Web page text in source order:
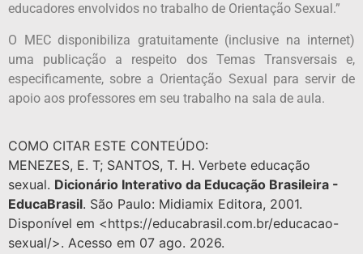
educadores envolvidos no trabalho de Orientação Sexual.”
O MEC disponibiliza gratuitamente (inclusive na internet)
uma publicação a respeito dos Temas Transversais e,
especificamente, sobre a Orientação Sexual para servir de
apoio aos professores em seu trabalho na sala de aula.
COMO CITAR ESTE CONTEÚDO:
MENEZES, E. T; SANTOS, T. H. Verbete educação
sexual. Dicionário Interativo da Educação Brasileira -
EducaBrasil. São Paulo: Midiamix Editora, 2001.
Disponível em <https://educabrasil.com.br/educacao-
sexual/>. Acesso em 07 ago. 2026.